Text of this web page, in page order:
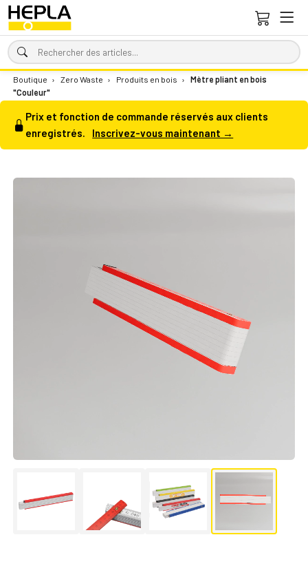
Boutique › Zero Waste › Produits en bois ›
Mètre pliant en bois
"Couleur"
Prix et fonction de commande réservés aux clients
enregistrés.
Inscrivez-vous maintenant →